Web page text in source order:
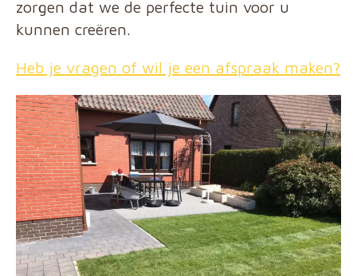
zorgen dat we de perfecte tuin voor u
kunnen creëren.
Heb je vragen of wil je een afspraak maken?